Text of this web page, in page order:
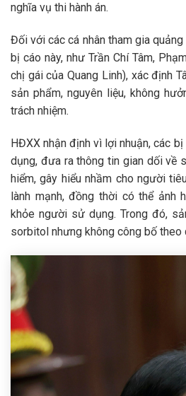
nghĩa vụ thi hành án.
Đối với các cá nhân tham gia
bị cáo này, như Trần Chí Tâm,
chị gái của Quang Linh), xác định
sản phẩm, nguyên liệu, không
trách nhiệm.
HĐXX nhận định vì lợi nhuận, các
dụng, đưa ra thông tin gian dối về
hiểm, gây hiểu nhầm cho người
lành mạnh, đồng thời có thể ảnh
khỏe người sử dụng. Trong đó,
sorbitol nhưng không công bố theo